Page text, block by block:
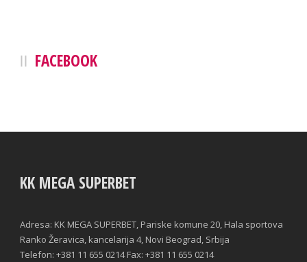
FACEBOOK
KK MEGA SUPERBET
Adresa: KK MEGA SUPERBET, Pariske komune 20, Hala sportova
Ranko Žeravica, kancelarija 4, Novi Beograd, Srbija
Telefon: +381 11 655 0214 Fax: +381 11 655 0214